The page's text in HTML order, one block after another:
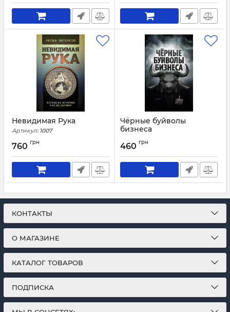
Невидимая Рука
Артикул: 1007
760 грн
Чёрные буйволы
бизнеса
460 грн
КОНТАКТЫ
О МАГАЗИНЕ
КАТАЛОГ ТОВАРОВ
ПОДПИСКА